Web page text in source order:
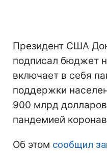
Президент США
подписал бюджет
включает в себя
поддержки
900 млрд
пандемией
Об этом сообщил